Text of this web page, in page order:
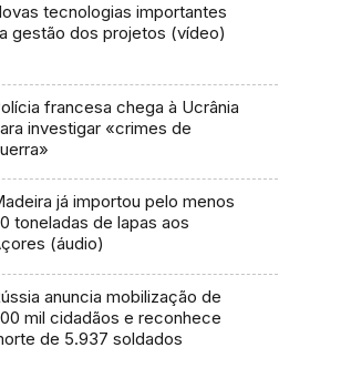
tecnologias importantes
gestão dos projetos (vídeo)
francesa chega à Ucrânia
investigar «crimes de
já importou pelo menos
toneladas de lapas aos
(áudio)
anuncia mobilização de
mil cidadãos e reconhece
de 5.937 soldados